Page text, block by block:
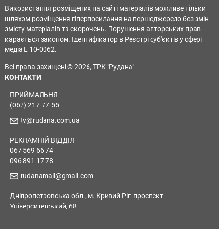
Використання розміщених на сайті матеріалів можливе тільки
шляхом розміщення гіперпосилання на першоджерело без змін
змісту матеріалів та скорочень. Порушення авторських прав
карається законом. Ідентифікатор в Реєстрі суб'єктів у сфері
медіа L 10-0062.
Всі права захищені © 2026, ТРК "Рудана"
КОНТАКТИ
ПРИЙМАЛЬНЯ
(067) 217-77-55
tv@rudana.com.ua
РЕКЛАМНІЙ ВІДДІЛ
067 569 66 74
096 891 17 78
rudanamail@gmail.com
Дніпропетровська обл., м. Кривий Ріг, проспект
Університетський, 68